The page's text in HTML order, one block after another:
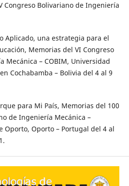
Congreso Bolivariano de Ingeniería
Aplicado, una estrategia para el
Memorias del VI Congreso
Mecánica – COBIM, Universidad
Cochabamba – Bolivia del 4 al 9
para Mi País, Memorias del 100
de Ingeniería Mecánica –
Oporto, Oporto – Portugal del 4 al